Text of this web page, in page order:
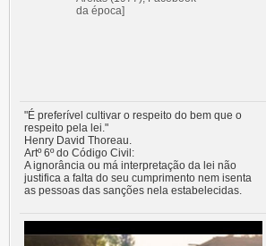
"É preferível cultivar o respeito do bem que o
respeito pela lei."
Henry David Thoreau.
Artº 6º do Código Civil:
A ignorância ou má interpretação da lei não
justifica a falta do seu cumprimento nem isenta
as pessoas das sanções nela estabelecidas.